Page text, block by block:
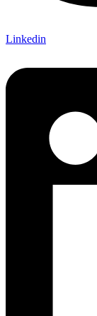
Linkedin